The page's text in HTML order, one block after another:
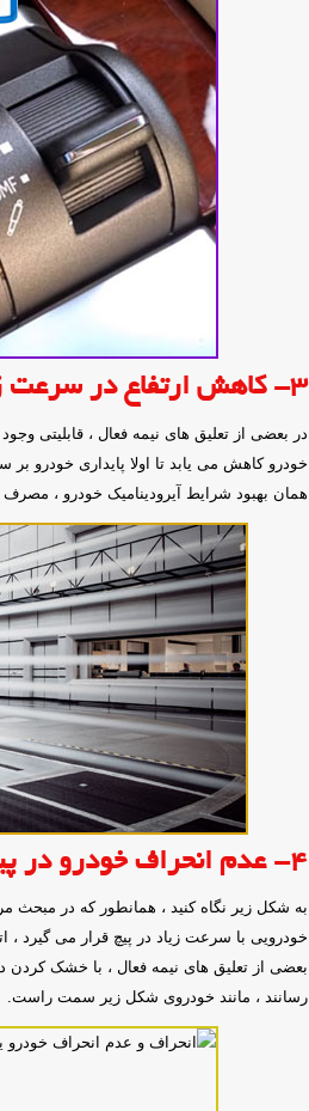
3- کاهش ارتفاع در سرعت
در بعضی از تعلیق های نیمه فعال ، قابلیتی
خودرو کاهش می یابد تا اولا پایداری خودرو
همان بهبود شرایط آیرودینامیک خودرو ،
4- عدم انحراف خودرو در پیچ
به شکل زیر نگاه کنید ، همانطور که در مبحث
خودرویی با سرعت زیاد در پیچ قرار می گیرد
بعضی از تعلیق های نیمه فعال ، با خشک کردن
رسانند ، مانند خودروی شکل زیر سمت راست.